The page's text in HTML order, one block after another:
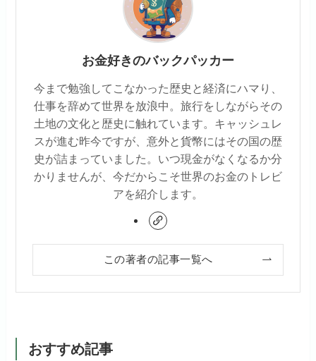
お金好きのバックパッカー
今まで勉強してこなかった歴史と経済にハマり、
仕事を辞めて世界を放浪中。旅行をしながらその
土地の文化と歴史に触れています。キャッシュレ
スが進む昨今ですが、意外と貨幣にはその国の歴
史が詰まっていました。いつ現金がなくなるか分
かりませんが、今だからこそ世界のお金のトレビ
アを紹介します。
この著者の記事一覧へ
おすすめ記事